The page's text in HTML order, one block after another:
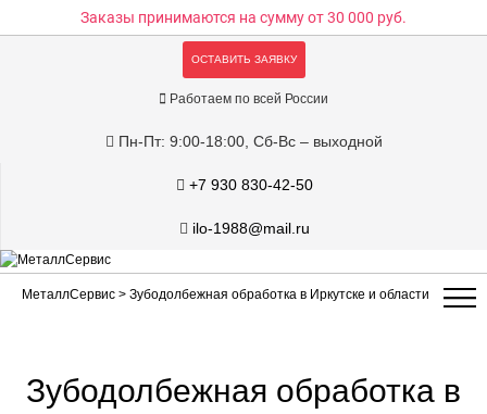
Заказы принимаются на суммуот 30 000 руб.
ОСТАВИТЬ ЗАЯВКУ
Работаем по всей России
Пн-Пт: 9:00-18:00, Сб-Вс – выходной
+7 930 830-42-50
ilo-1988@mail.ru
МеталлСервис > Зубодолбежная обработка в Иркутске и области
Зубодолбежная обработка в